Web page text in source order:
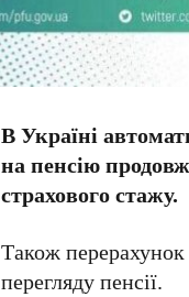
В Україні
на пенсію
страхового стажу.
Також
перегляду пенсії.